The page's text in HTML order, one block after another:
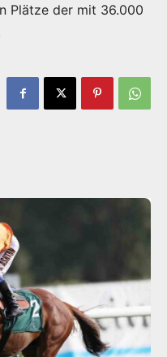
Plätze der mit 36.000